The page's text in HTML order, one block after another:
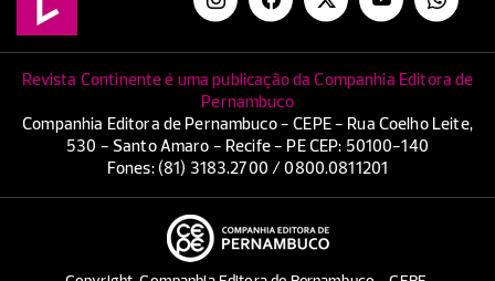
Revista Continente é uma publicação da Companhia Editora de
Pernambuco
Companhia Editora de Pernambuco - CEPE - Rua Coelho Leite,
530 - Santo Amaro - Recife - PE CEP: 50100-140
Fones: (81) 3183.2700 / 0800.0811201